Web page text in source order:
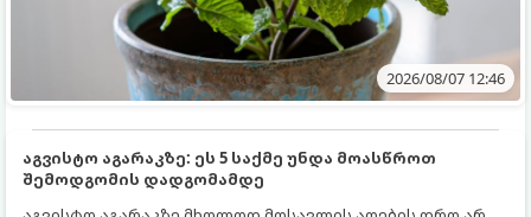
2026/08/07 12:46
აგვისტო აგარაკზე: ეს 5 საქმე უნდა მოასწროთ
შემოდგომის დადგომამდე